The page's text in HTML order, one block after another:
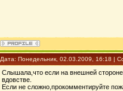
Дата: Понедельник, 02.03.2009, 16:18 |
Слышала,что если на внешней стороне
вдовстве.
Если не сложно,прокомментируйте